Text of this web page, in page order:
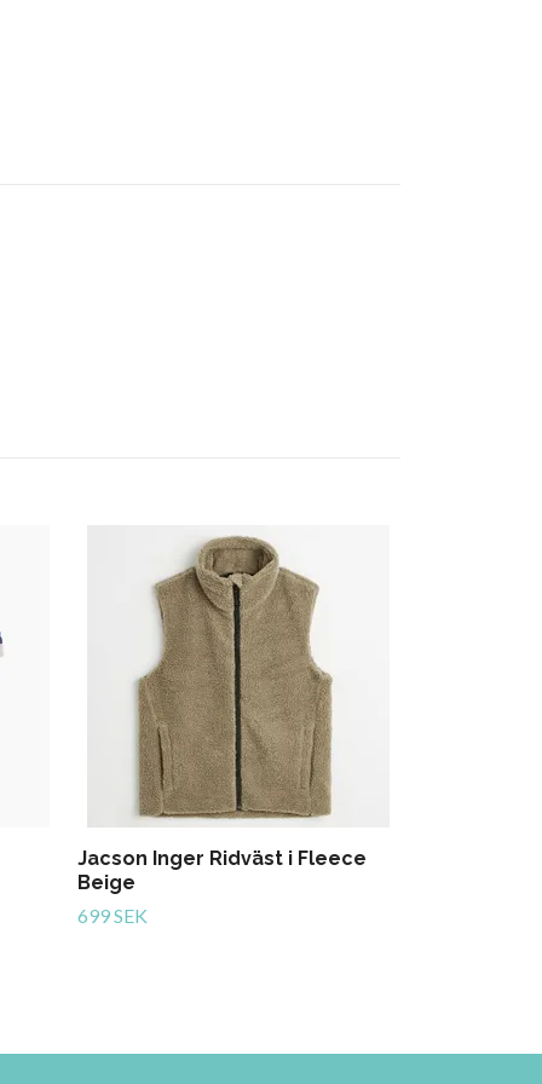
Jacson Inger Ridväst i Fleece
Beige
699 SEK